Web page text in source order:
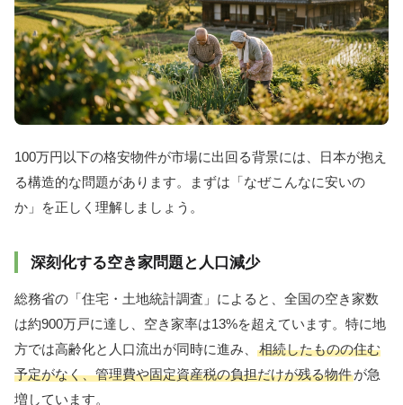
100万円以下の格安物件が市場に出回る背景には、日本が抱え
る構造的な問題があります。まずは「なぜこんなに安いの
か」を正しく理解しましょう。
深刻化する空き家問題と人口減少
総務省の「住宅・土地統計調査」によると、全国の空き家数
は約900万戸に達し、空き家率は13%を超えています。特に地
方では高齢化と人口流出が同時に進み、
相続したものの住む
予定がなく、管理費や固定資産税の負担だけが残る物件が急
増しています。